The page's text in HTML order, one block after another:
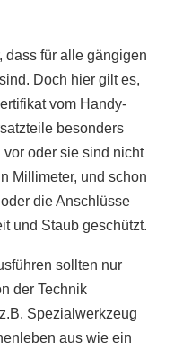
dass für alle gängigen
Doch hier gilt es,
vom Handy-
besonders
oder sie sind nicht
Millimeter, und schon
die Anschlüsse
und Staub geschützt.
sollten nur
der Technik
Spezialwerkzeug
aus wie ein